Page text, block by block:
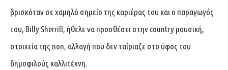
βρισκόταν σε χαμηλό σημείο της καριέρας του και ο παραγωγός
του, Billy Sherrill, ήθελε να προσθέσει στην country μουσική,
στοιχεία της ποπ, αλλαγή που δεν ταίριαζε στο ύφος του
δημοφιλούς καλλιτέχνη.